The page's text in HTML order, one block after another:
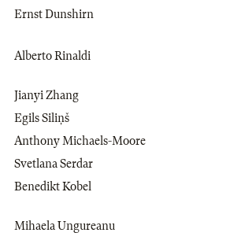
Ernst Dunshirn
Alberto Rinaldi
Jianyi Zhang
Egils Siliņš
Anthony Michaels-Moore
Svetlana Serdar
Benedikt Kobel
Mihaela Ungureanu